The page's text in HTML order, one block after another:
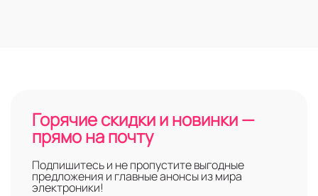
Горячие скидки и новинки —
прямо на почту
Подпишитесь и не пропустите выгодные
предложения и главные анонсы из мира
электроники!